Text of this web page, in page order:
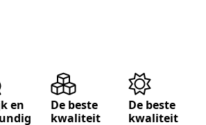
en
De beste
kwaliteit
De beste
kwaliteit